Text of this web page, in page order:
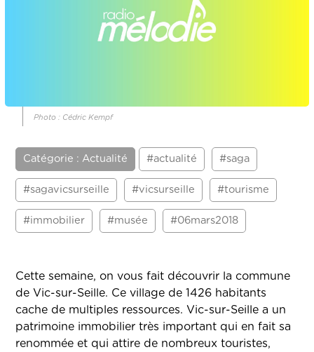
Photo : Cédric Kempf
Catégorie : Actualité #actualité #saga
#sagavicsurseille #vicsurseille #tourisme
#immobilier #musée #06mars2018
Cette semaine, on vous fait découvrir la commune
de Vic-sur-Seille. Ce village de 1426 habitants
cache de multiples ressources. Vic-sur-Seille a un
patrimoine immobilier très important qui en fait sa
renommée et qui attire de nombreux touristes,